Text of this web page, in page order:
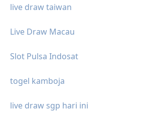
live draw taiwan
Live Draw Macau
Slot Pulsa Indosat
togel kamboja
live draw sgp hari ini